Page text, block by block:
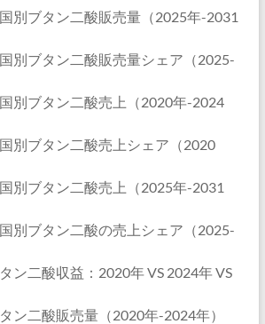
別ブタン二酸販売量（2025年-2031
別ブタン二酸販売量シェア（2025-
別ブタン二酸売上（2020年-2024
別ブタン二酸売上シェア（2020
別ブタン二酸売上（2025年-2031
別ブタン二酸の売上シェア（2025-
ン二酸収益：2020年 VS 2024年 VS
ン二酸販売量（2020年-2024年）